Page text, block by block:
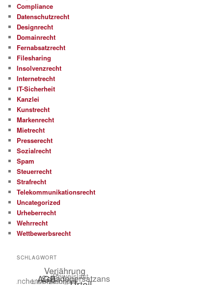
Compliance
Datenschutzrecht
Designrecht
Domainrecht
Fernabsatzrecht
Filesharing
Insolvenzrecht
Internetrecht
IT-Sicherheit
Kanzlei
Kunstrecht
Markenrecht
Mietrecht
Presserecht
Sozialrecht
Spam
Steuerrecht
Strafrecht
Telekommunikationsrecht
Uncategorized
Urheberrecht
Wehrrecht
Wettbewerbsrecht
SCHLAGWORT